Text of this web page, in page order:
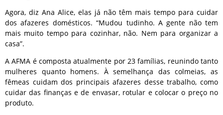
Agora, diz Ana Alice, elas já não têm mais tempo para cuidar
dos afazeres domésticos. “Mudou tudinho. A gente não tem
mais muito tempo para cozinhar, não. Nem para organizar a
casa”.
A AFMA é composta atualmente por 23 famílias, reunindo tanto
mulheres quanto homens. À semelhança das colmeias, as
fêmeas cuidam dos principais afazeres desse trabalho, como
cuidar das finanças e de envasar, rotular e colocar o preço no
produto.